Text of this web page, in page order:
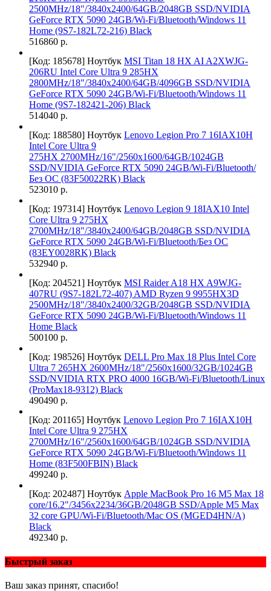
2500MHz/18"/3840x2400/64GB/2048GB SSD/NVIDIA
GeForce RTX 5090 24GB/Wi-Fi/Bluetooth/Windows 11
Home (9S7-182L72-216) Black
516860 р.
[Код: 185678] Ноутбук MSI Titan 18 HX AI A2XWJG-
206RU Intel Core Ultra 9 285HX
2800MHz/18"/3840x2400/64GB/4096GB SSD/NVIDIA
GeForce RTX 5090 24GB/Wi-Fi/Bluetooth/Windows 11
Home (9S7-182421-206) Black
514040 р.
[Код: 188580] Ноутбук Lenovo Legion Pro 7 16IAX10H
Intel Core Ultra 9
275HX 2700MHz/16"/2560x1600/64GB/1024GB
SSD/NVIDIA GeForce RTX 5090 24GB/Wi-Fi/Bluetooth/
Без ОС (83F50022RK) Black
523010 р.
[Код: 197314] Ноутбук Lenovo Legion 9 18IAX10 Intel
Core Ultra 9 275HX
2700MHz/18"/3840x2400/64GB/2048GB SSD/NVIDIA
GeForce RTX 5090 24GB/Wi-Fi/Bluetooth/Без ОС
(83EY0028RK) Black
532940 р.
[Код: 204521] Ноутбук MSI Raider A18 HX A9WJG-
407RU (9S7-182L72-407) AMD Ryzen 9 9955HX3D
2500MHz/18"/3840x2400/32GB/2048GB SSD/NVIDIA
GeForce RTX 5090 24GB/Wi-Fi/Bluetooth/Windows 11
Home Black
500100 р.
[Код: 198526] Ноутбук DELL Pro Max 18 Plus Intel Core
Ultra 7 265HX 2600MHz/18"/2560x1600/32GB/1024GB
SSD/NVIDIA RTX PRO 4000 16GB/Wi-Fi/Bluetooth/Linux
(ProMax18-9312) Black
490490 р.
[Код: 201165] Ноутбук Lenovo Legion Pro 7 16IAX10H
Intel Core Ultra 9 275HX
2700MHz/16"/2560x1600/64GB/1024GB SSD/NVIDIA
GeForce RTX 5090 24GB/Wi-Fi/Bluetooth/Windows 11
Home (83F500FBIN) Black
499240 р.
[Код: 202487] Ноутбук Apple MacBook Pro 16 M5 Max 18
core/16.2"/3456x2234/36GB/2048GB SSD/Apple M5 Max
32 core GPU/Wi-Fi/Bluetooth/Mac OS (MGED4HN/A)
Black
492340 р.
Быстрый заказ
Ваш заказ принят, спасибо!